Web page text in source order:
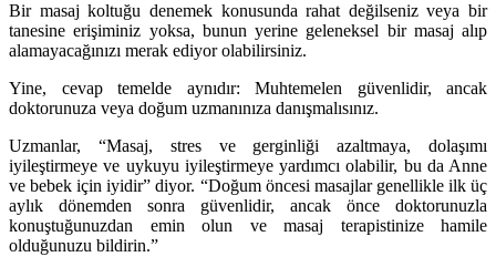
Bir masaj koltuğu denemek konusunda rahat değilseniz veya bir
tanesine erişiminiz yoksa, bunun yerine geleneksel bir masaj alıp
alamayacağınızı merak ediyor olabilirsiniz.
Yine, cevap temelde aynıdır: Muhtemelen güvenlidir, ancak
doktorunuza veya doğum uzmanınıza danışmalısınız.
Uzmanlar, “Masaj, stres ve gerginliği azaltmaya, dolaşımı
iyileştirmeye ve uykuyu iyileştirmeye yardımcı olabilir, bu da Anne
ve bebek için iyidir” diyor. “Doğum öncesi masajlar genellikle ilk üç
aylık dönemden sonra güvenlidir, ancak önce doktorunuzla
konuştuğunuzdan emin olun ve masaj terapistinize hamile
olduğunuzu bildirin.”